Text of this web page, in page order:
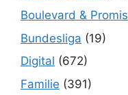
Boulevard & Promis
Bundesliga (19)
Digital (672)
Familie (391)